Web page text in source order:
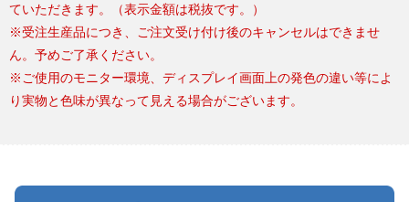
ていただきます。（表示金額は税抜です。）
※受注生産品につき、ご注文受け付け後のキャンセルはできませ
ん。予めご了承ください。
※ご使用のモニター環境、ディスプレイ画面上の発色の違い等によ
り実物と色味が異なって見える場合がございます。